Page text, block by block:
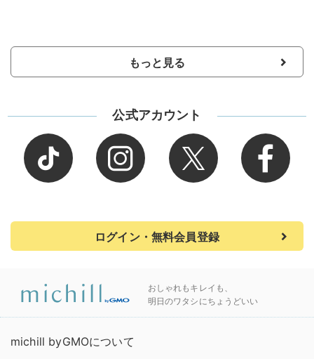
もっと見る
公式アカウント
ログイン・無料会員登録
おしゃれもキレイも、
明日のワタシにちょうどいい
michill byGMOについて